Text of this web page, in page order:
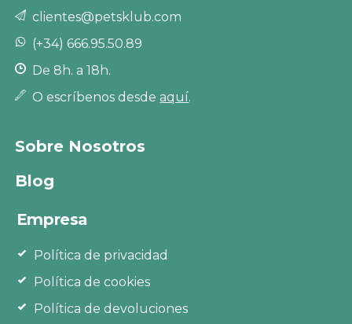
clientes@petsklub.com
(+34) 666.95.50.89
De 8h. a 18h.
O escríbenos desdeaquí.
Sobre Nosotros
Blog
Empresa
Política de privacidad
Política de cookies
Política de devoluciones